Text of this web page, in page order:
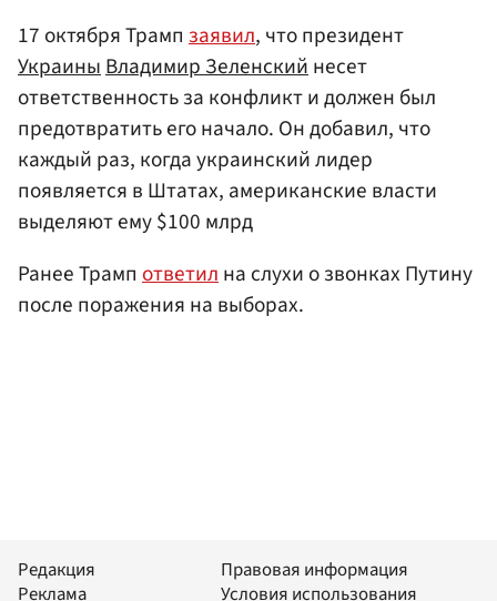
17 октября Трамп заявил, что президент
УкраиныВладимир Зеленскийнесет
ответственность за конфликт и должен был
предотвратить его начало. Он добавил, что
каждый раз, когда украинский лидер
появляется в Штатах, американские власти
выделяют ему $100 млрд
Ранее Трамп ответилна слухи о звонках Путину
после поражения на выборах.
Редакция
Реклама
Правовая информация
Условия использования